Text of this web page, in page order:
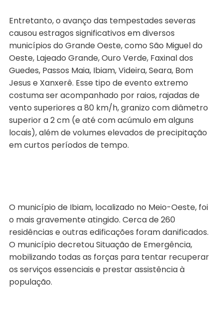
Entretanto, o avanço das tempestades severas
causou estragos significativos em diversos
municípios do Grande Oeste, como São Miguel do
Oeste, Lajeado Grande, Ouro Verde, Faxinal dos
Guedes, Passos Maia, Ibiam, Videira, Seara, Bom
Jesus e Xanxerê. Esse tipo de evento extremo
costuma ser acompanhado por raios, rajadas de
vento superiores a 80 km/h, granizo com diâmetro
superior a 2 cm (e até com acúmulo em alguns
locais), além de volumes elevados de precipitação
em curtos períodos de tempo.
O município de Ibiam, localizado no Meio-Oeste, foi
o mais gravemente atingido. Cerca de 260
residências e outras edificações foram danificados.
O município decretou Situação de Emergência,
mobilizando todas as forças para tentar recuperar
os serviços essenciais e prestar assistência à
população.